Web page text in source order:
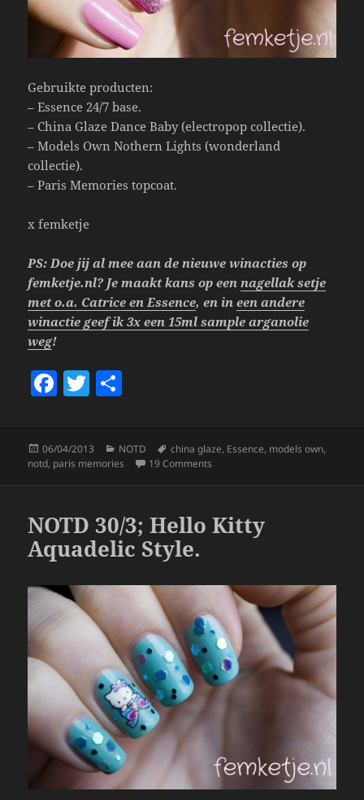
Gebruikte producten:
– Essence 24/7 base.
– China Glaze Dance Baby (electropop collectie).
– Models Own Nothern Lights (wonderland
collectie).
– Paris Memories topcoat.
x femketje
PS: Doe jij al mee aan de nieuwe winacties op
femketje.nl? Je maakt kans op een nagellak setje
met o.a. Catrice en Essence, en ineen andere
winactie geef ik 3x een 15ml sample arganolie
weg!
F
e
o
o
k
T
erre
Posted
on
06/04/2013 Categories
NOTD Tags
china glaze, Essence, models own,
notd, paris memories 19 Comments
NOTD 30/3; Hello Kitty
Aquadelic Style.